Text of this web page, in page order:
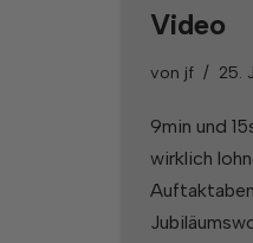
Video
von jf 25.
9min und
wirklich